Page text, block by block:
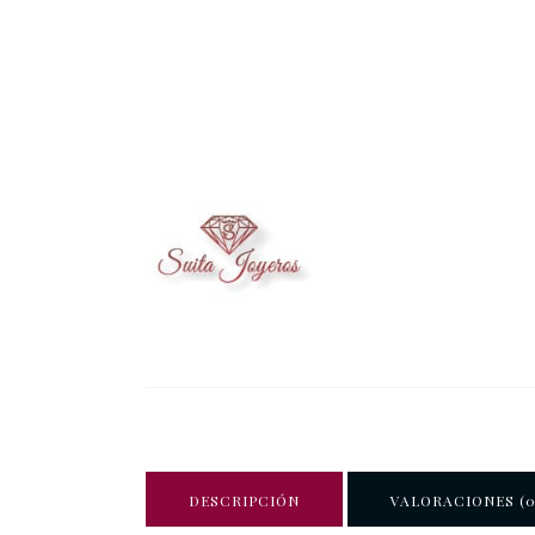
DESCRIPCIÓN VALORACIONES